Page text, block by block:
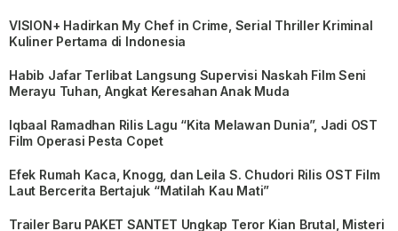
VISION+ Hadirkan My Chef in Crime, Serial Thriller Kriminal
Kuliner Pertama di Indonesia
Habib Jafar Terlibat Langsung Supervisi Naskah Film Seni
Merayu Tuhan, Angkat Keresahan Anak Muda
Iqbaal Ramadhan Rilis Lagu “Kita Melawan Dunia”, Jadi OST
Film Operasi Pesta Copet
Efek Rumah Kaca, Knogg, dan Leila S. Chudori Rilis OST Film
Laut Bercerita Bertajuk “Matilah Kau Mati”
Trailer Baru PAKET SANTET Ungkap Teror Kian Brutal, Misteri